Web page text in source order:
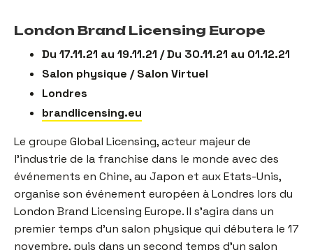
London Brand Licensing Europe
Du 17.11.21 au 19.11.21 / Du 30.11.21 au 01.12.21
Salon physique / Salon Virtuel
Londres
brandlicensing.eu
Le groupe Global Licensing, acteur majeur de
l’industrie de la franchise dans le monde avec des
événements en Chine, au Japon et aux Etats-Unis,
organise son événement européen à Londres lors du
London Brand Licensing Europe. Il s’agira dans un
premier temps d’un salon physique qui débutera le 17
novembre, puis dans un second temps d’un salon